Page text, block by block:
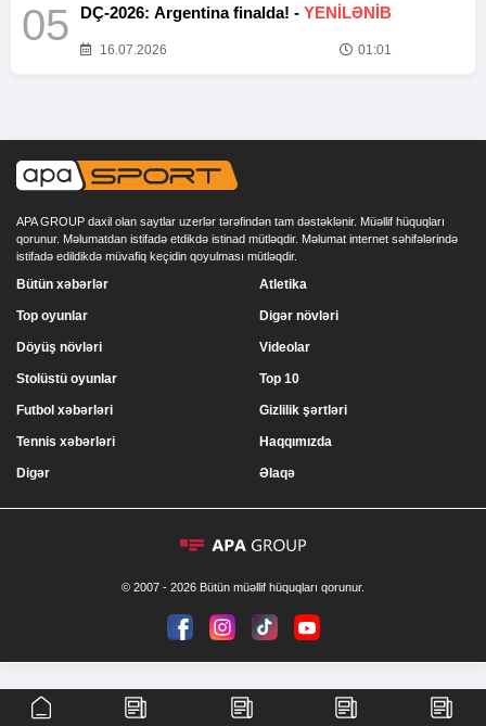
05 DÇ-2026: Argentina finalda! - YENİLƏNİB
16.07.2026 01:01
APA GROUP daxil olan saytlar uzerlər tərəfindən tam dəstəklənir. Müəllif hüquqları
qorunur. Məlumatdan istifadə etdikdə istinad mütləqdir. Məlumat internet səhifələrində
istifadə edildikdə müvafiq keçidin qoyulması mütləqdir.
Bütün xəbərlər
Top oyunlar
Döyüş növləri
Stolüstü oyunlar
Atletika
Digər növləri
Videolar
Top 10
Futbol xəbərləri
Tennis xəbərləri
Digər
Gizlilik şərtləri
Haqqımızda
Əlaqə
© 2007 - 2026 Bütün müəllif hüquqları qorunur.